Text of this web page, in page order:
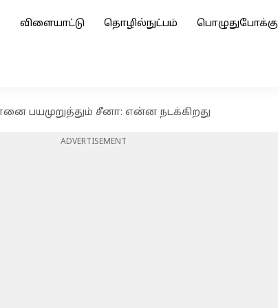
விளையாட்டு தொழில்நுட்பம் பொழுதுபோக்கு
பயமுறுத்தும் சீனா: என்ன நடக்கிறது
ADVERTISEMENT